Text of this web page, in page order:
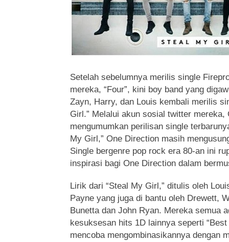
Setelah sebelumnya merilis single
mereka, “Four”, kini boy band yang
Zayn, Harry, dan Louis kembali merilis
Girl.” Melalui akun sosial twitter mereka,
mengumumkan perilisan single
My Girl,” One Direction masih
Single bergenre pop rock era 80-an ini
inspirasi bagi One Direction dalam
Lirik dari “Steal My Girl,” ditulis oleh
Payne yang juga di bantu oleh Drewett,
Bunetta dan John Ryan. Mereka semua
kesuksesan hits 1D lainnya seperti
mencoba mengombinasikannya dengan